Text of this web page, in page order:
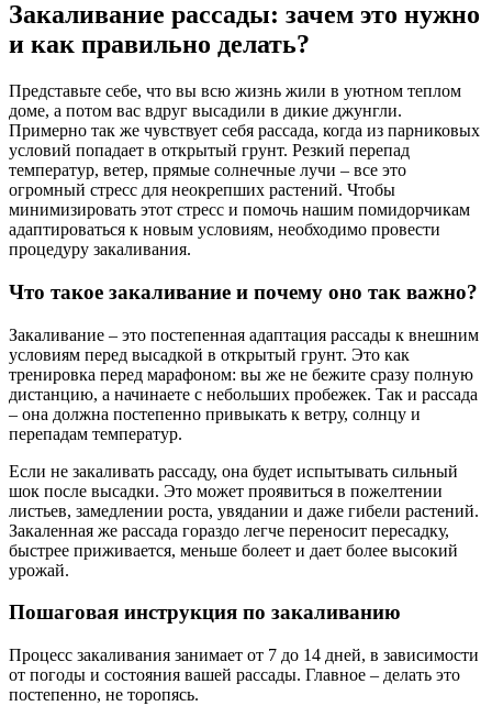
Закаливание рассады: зачем это нужно
и как правильно делать?
Представьте себе, что вы всю жизнь жили в уютном теплом
доме, а потом вас вдруг высадили в дикие джунгли.
Примерно так же чувствует себя рассада, когда из парниковых
условий попадает в открытый грунт. Резкий перепад
температур, ветер, прямые солнечные лучи – все это
огромный стресс для неокрепших растений. Чтобы
минимизировать этот стресс и помочь нашим помидорчикам
адаптироваться к новым условиям, необходимо провести
процедуру закаливания.
Что такое закаливание и почему оно так важно?
Закаливание – это постепенная адаптация рассады к внешним
условиям перед высадкой в открытый грунт. Это как
тренировка перед марафоном: вы же не бежите сразу полную
дистанцию, а начинаете с небольших пробежек. Так и рассада
– она должна постепенно привыкать к ветру, солнцу и
перепадам температур.
Если не закаливать рассаду, она будет испытывать сильный
шок после высадки. Это может проявиться в пожелтении
листьев, замедлении роста, увядании и даже гибели растений.
Закаленная же рассада гораздо легче переносит пересадку,
быстрее приживается, меньше болеет и дает более высокий
урожай.
Пошаговая инструкция по закаливанию
Процесс закаливания занимает от 7 до 14 дней, в зависимости
от погоды и состояния вашей рассады. Главное – делать это
постепенно, не торопясь.